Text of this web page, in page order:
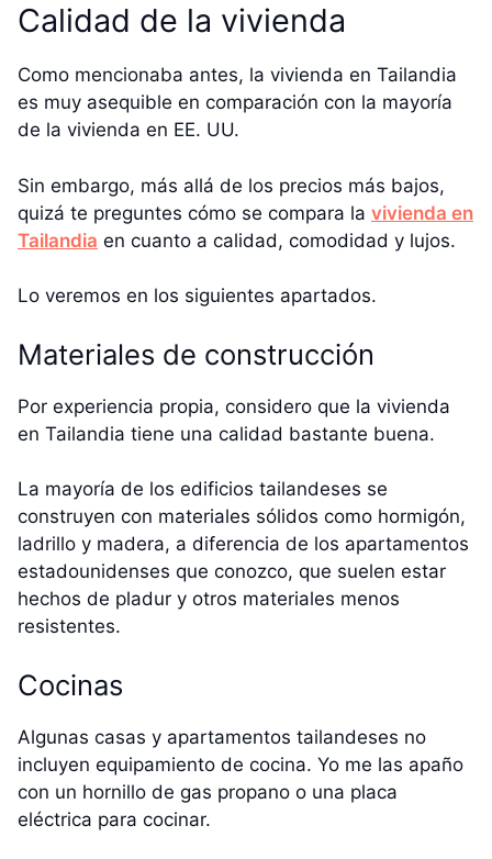
Calidad de la vivienda
Como mencionaba antes, la vivienda en Tailandia
es muy asequible en comparación con la mayoría
de la vivienda en EE. UU.
Sin embargo, más allá de los precios más bajos,
quizá te preguntes cómo se compara la vivienda en
Tailandia en cuanto a calidad, comodidad y lujos.
Lo veremos en los siguientes apartados.
Materiales de construcción
Por experiencia propia, considero que la vivienda
en Tailandia tiene una calidad bastante buena.
La mayoría de los edificios tailandeses se
construyen con materiales sólidos como hormigón,
ladrillo y madera, a diferencia de los apartamentos
estadounidenses que conozco, que suelen estar
hechos de pladur y otros materiales menos
resistentes.
Cocinas
Algunas casas y apartamentos tailandeses no
incluyen equipamiento de cocina. Yo me las apaño
con un hornillo de gas propano o una placa
eléctrica para cocinar.